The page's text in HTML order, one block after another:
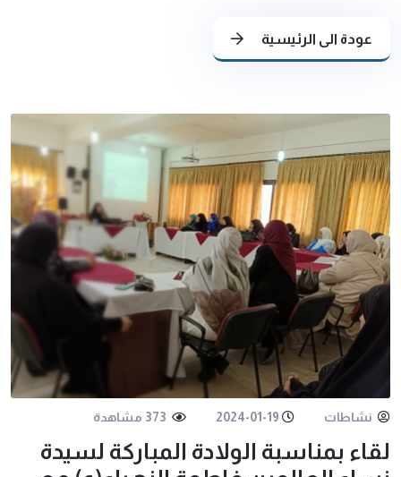
عودة الى الرئيسية
نشاطات 2024-01-19
لقاء بمناسبة الولادة المباركة لسيدة